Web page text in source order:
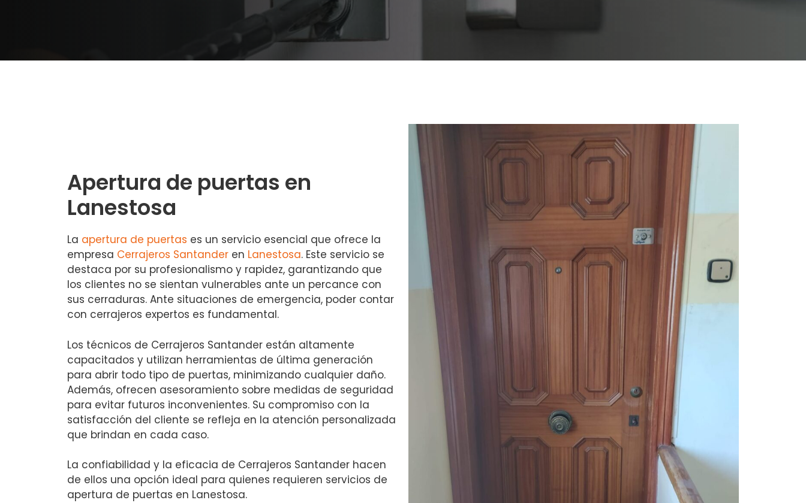
Apertura de puertas en
Lanestosa
La apertura de puertas es un servicio esencial que ofrece la
empresa Cerrajeros Santander en Lanestosa. Este servicio se
destaca por su profesionalismo y rapidez, garantizando que
los clientes no se sientan vulnerables ante un percance con
sus cerraduras. Ante situaciones de emergencia, poder contar
con cerrajeros expertos es fundamental.
Los técnicos de Cerrajeros Santander están altamente
capacitados y utilizan herramientas de última generación
para abrir todo tipo de puertas, minimizando cualquier daño.
Además, ofrecen asesoramiento sobre medidas de seguridad
para evitar futuros inconvenientes. Su compromiso con la
satisfacción del cliente se refleja en la atención personalizada
que brindan en cada caso.
La confiabilidad y la eficacia de Cerrajeros Santander hacen
de ellos una opción ideal para quienes requieren servicios de
apertura de puertas en Lanestosa.